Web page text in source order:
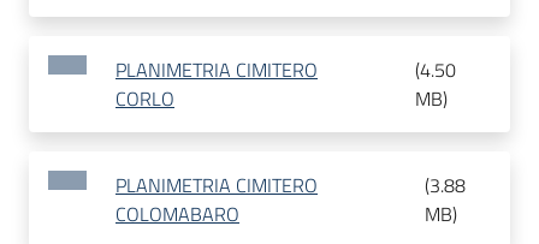
PLANIMETRIA CIMITERO
CORLO
(4.50
MB)
PLANIMETRIA CIMITERO
COLOMABARO
(3.88
MB)